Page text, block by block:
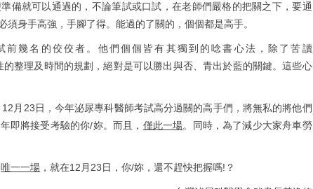
備就可以通過的，不論筆試或口試，在老師們嚴格的把關之下，要通
身手高強，手腳了得。能過的了關的，個個都是高手。
幾名的佼佼者。他們個個皆有其獨到的唸書心法，除了苦讀
整理及時間的規劃，絕對是可以勝出與否、青出於藍的關鍵。這些心
月23日，今年泌尿專科醫師考試高分過關的高手們，將無私的將他們
即將接受考驗的你/妳。而且， 僅此一場。同時，為了減少大家舟車勞
唯一一場 ，就在12月23日，你/妳，還不趕快把握嗎!？